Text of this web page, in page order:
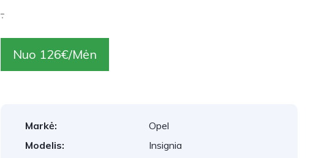
.
Nuo 126€/Mėn
Markė:
Opel
Modelis:
Insignia